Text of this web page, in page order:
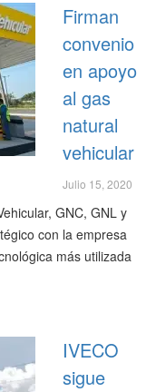
Firman
convenio
en apoyo
al gas
natural
vehicular
Julio 15, 2020
GNC, GNL y
con la empresa
más utilizada
IVECO
sigue